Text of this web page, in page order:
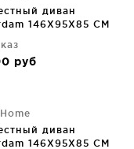
диван
146X95X85 CM
руб
диван
146X95X85 CM